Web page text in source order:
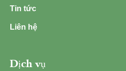
Tin tức
Liên hệ
Dịch vụ